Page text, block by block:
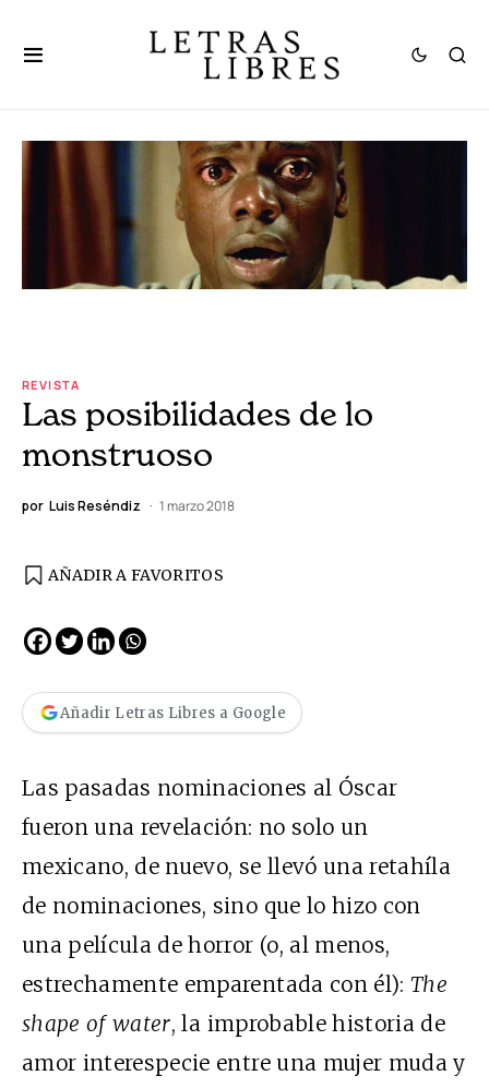
REVISTA
Las posibilidades de lo
monstruoso
por Luis Reséndiz 1 marzo 2018
AÑADIR A FAVORITOS
Añadir Letras Libres a Google
Las pasadas nominaciones al Óscar
fueron una revelación: no solo un
mexicano, de nuevo, se llevó una retahíla
de nominaciones, sino que lo hizo con
una película de horror (o, al menos,
estrechamente emparentada con él): The
shape of water, la improbable historia de
amor interespecie entre una mujer muda y